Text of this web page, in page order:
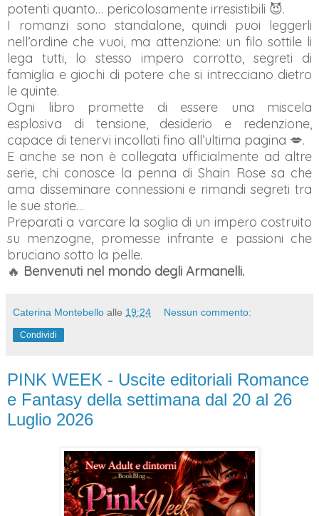
potenti quanto… pericolosamente irresistibili 😈.
I romanzi sono standalone, quindi puoi leggerli
nell’ordine che vuoi, ma attenzione: un filo sottile li
lega tutti, lo stesso impero corrotto, segreti di
famiglia e giochi di potere che si intrecciano dietro
le quinte.
Ogni libro promette di essere una miscela
esplosiva di tensione, desiderio e redenzione,
capace di tenervi incollati fino all’ultima pagina 💋.
E anche se non è collegata ufficialmente ad altre
serie, chi conosce la penna di Shain Rose sa che
ama disseminare connessioni e rimandi segreti tra
le sue storie…
Preparati a varcare la soglia di un impero costruito
su menzogne, promesse infrante e passioni che
bruciano sotto la pelle.
🔥 Benvenuti nel mondo degli Armanelli.
Caterina Montebello alle 19:24 Nessun commento:
Condividi
PINK WEEK - Uscite editoriali Romance
e Fantasy della settimana dal 20 al 26
Luglio 2026